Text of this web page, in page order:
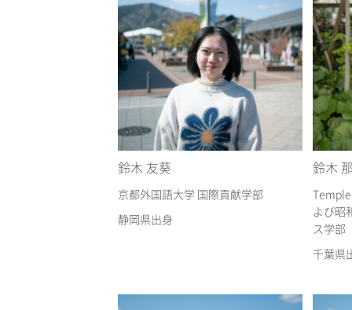
鈴木 友葵
京都外国語大学 国際貢献学部
静岡県出身
鈴木
よび昭
ス学部
千葉県